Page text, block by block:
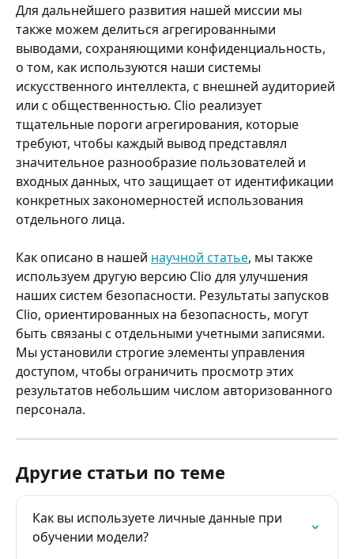
Для дальнейшего развития нашей миссии мы
также можем делиться агрегированными
выводами, сохраняющими конфиденциальность,
о том, как используются наши системы
искусственного интеллекта, с внешней аудиторией
или с общественностью. Clio реализует
тщательные пороги агрегирования, которые
требуют, чтобы каждый вывод представлял
значительное разнообразие пользователей и
входных данных, что защищает от идентификации
конкретных закономерностей использования
отдельного лица.
Как описано в нашей научной статье, мы также
используем другую версию Clio для улучшения
наших систем безопасности. Результаты запусков
Clio, ориентированных на безопасность, могут
быть связаны с отдельными учетными записями.
Мы установили строгие элементы управления
доступом, чтобы ограничить просмотр этих
результатов небольшим числом авторизованного
персонала.
Другие статьи по теме
Как вы используете личные данные при
обучении модели?